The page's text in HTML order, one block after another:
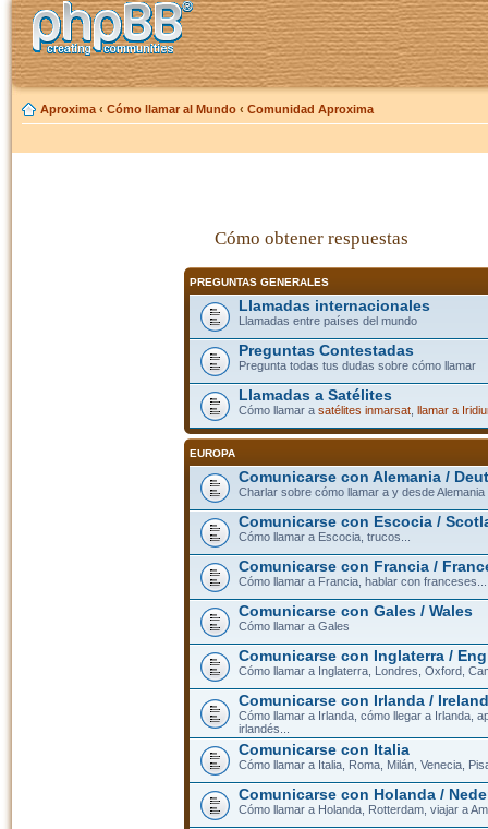
Aproxima ‹ Cómo llamar al Mundo ‹ Comunidad Aproxima
Cómo obtener respuestas
PREGUNTAS GENERALES
Llamadas internacionales
Llamadas entre países del mundo
Preguntas Contestadas
Pregunta todas tus dudas sobre cómo llamar
Llamadas a Satélites
Cómo llamar a satélites inmarsat, llamar a
EUROPA
Comunicarse con Alemania /
Charlar sobre cómo llamar a y desde Alemania
Comunicarse con Escocia /
Cómo llamar a Escocia, trucos...
Comunicarse con Francia /
Cómo llamar a Francia, hablar con franceses...
Comunicarse con Gales / Wales
Cómo llamar a Gales
Comunicarse con Inglaterra /
Cómo llamar a Inglaterra, Londres, Oxford,
Comunicarse con Irlanda / Ireland
Cómo llamar a Irlanda, cómo llegar a Irlanda,
irlandés...
Comunicarse con Italia
Cómo llamar a Italia, Roma, Milán, Venecia,
Comunicarse con Holanda /
Cómo llamar a Holanda, Rotterdam, viajar a